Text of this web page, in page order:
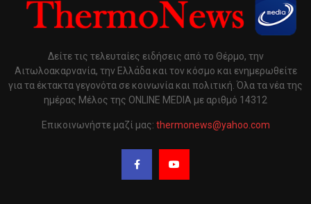
Δείτε τις τελευταίες ειδήσεις από το Θέρμο, την
Αιτωλοακαρνανία, την Ελλάδα και τον κόσμο και ενημερωθείτε
για τα έκτακτα γεγονότα σε κοινωνία και πολιτική. Όλα τα νέα της
ημέρας Μέλος της ONLINE MEDIA με αριθμό 14312
Επικοινωνήστε μαζί μας: thermonews@yahoo.com